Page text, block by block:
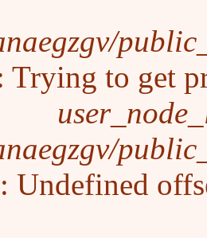
Trying to get
: Undefined